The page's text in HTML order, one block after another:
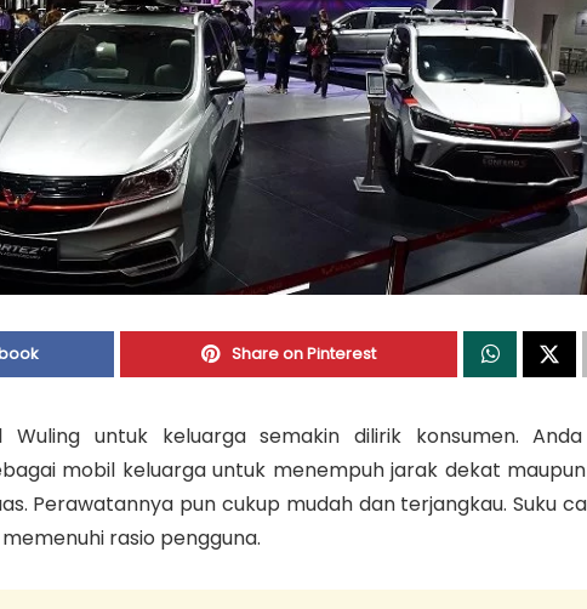
Share on Pinterest
Wuling untuk keluarga semakin dilirik konsumen.
mobil keluarga untuk menempuh jarak dekat maupun
Perawatannya pun cukup mudah dan terjangkau. Suku
rasio pengguna.